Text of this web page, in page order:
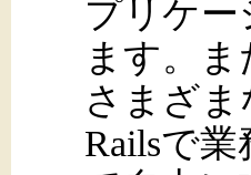
プリケ
ます。
さまざ
Railsで